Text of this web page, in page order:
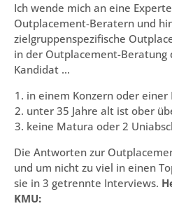
Ich wende mich an eine
Outplacement-Beratern und
zielgruppenspezifische
in der Outplacement-Beratung
Kandidat …
in einem Konzern oder einer
unter 35 Jahre alt ist ober
keine Matura oder 2
Die Antworten zur
und um nicht zu viel in einen
sie in 3 getrennte Interviews.
KMU: